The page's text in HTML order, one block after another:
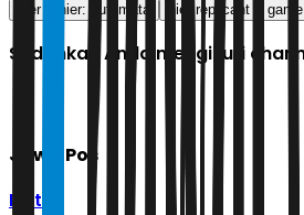
nier nier: automata nier replicant game
Sudahkah Anda mengikuti
Jawa Pos
Ikuti